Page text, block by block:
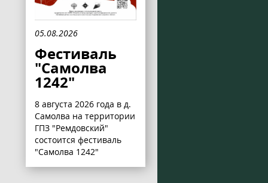
05.08.2026
Фестиваль
"Самолва
1242"
8 августа 2026 года в д.
Самолва на территории
ГПЗ "Ремдовский"
состоится фестиваль
"Самолва 1242"